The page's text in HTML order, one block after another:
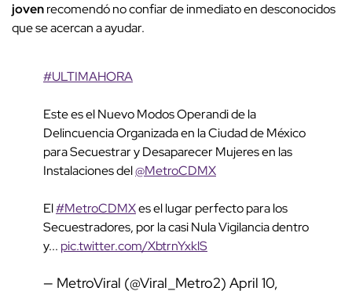
jovenrecomendó no confiar de inmediato en desconocidos
que se acercan a ayudar.
#ULTIMAHORA
Este es el Nuevo Modos Operandi de la
Delincuencia Organizada en la Ciudad de México
para Secuestrar y Desaparecer Mujeres en las
Instalaciones del@MetroCDMX
El#MetroCDMXes el lugar perfecto para los
Secuestradores, por la casi Nula Vigilancia dentro
y... pic.twitter.com/XbtrnYxklS
— MetroViral (@Viral_Metro2) April 10,